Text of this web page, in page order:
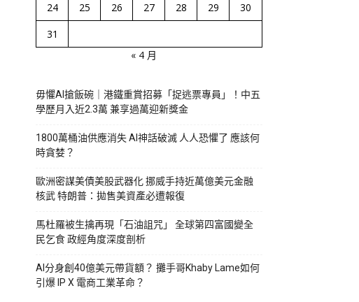
24
25 26 27 28 29
30
31
« 4 月
毋懼AI搶飯碗｜港鐵重賞招募「捉逃票專員」！中五
學歷月入近2.3萬 兼享過萬迎新獎金
1800萬桶油供應消失 AI神話破滅 人人恐懼了 應該何
時貪婪？
歐洲密謀美債美股武器化 挪威手持近萬億美元金融
核武 特朗普：拋售美資產必遭報復
馬杜羅被生擒再現「石油詛咒」 全球第四富國變全
民乞食 政經角度深度剖析
AI分身創40億美元帶貨額？ 攤手哥Khaby Lame如何
引爆 IP X 電商工業革命？